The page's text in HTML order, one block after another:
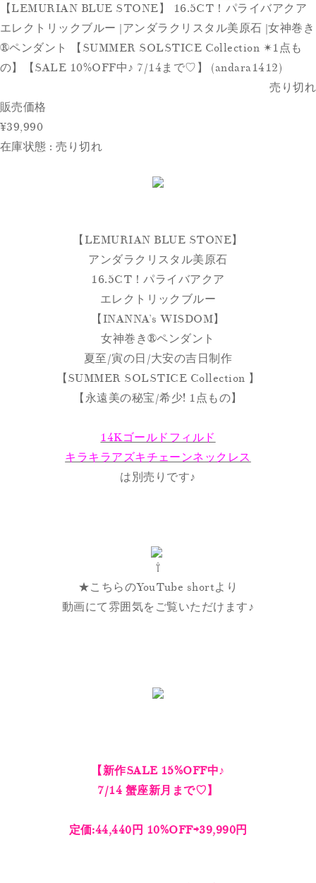
【LEMURIAN BLUE STONE】 16.5CT！パライバアクア
エレクトリックブルー |アンダラクリスタル美原石 |女神巻き
®︎ペンダント︎ 【SUMMER SOLSTICE Collection ✴︎1点も
の】【SALE 10%OFF中♪ 7/14まで♡】 (andara1412)
売り切れ
販売価格
¥39,990
在庫状態 : 売り切れ
【LEMURIAN BLUE STONE】
アンダラクリスタル美原石
16.5CT！パライバアクア
エレクトリックブルー
【INANNA’s WISDOM】
女神巻き®︎ペンダント︎
夏至/寅の日/大安の吉日制作
【SUMMER SOLSTICE Collection 】
【永遠美の秘宝/希少! 1点もの】
14Kゴールドフィルド
キラキラアズキチェーンネックレス
は別売りです♪
⇧
★こちらのYouTube shortより
動画にて雰囲気をご覧いただけます♪
【新作SALE 15%OFF中♪
7/14 蟹座新月まで♡】
定価:44,440円 10%OFF⇨39,990円